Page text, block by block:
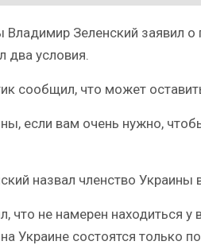
Владимир Зеленский заявил о
два условия.
сообщил, что может
если вам очень нужно,
назвал членство Украины
что не намерен находиться у
Украине состоятся только